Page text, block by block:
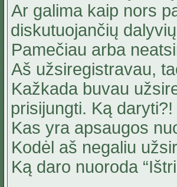
Ar galima kaip nors
diskutuojančių
Pamečiau arba
Aš užsiregistravau,
Kažkada buvau
prisijungti. Ką daryti?!
Kas yra apsaugos
Kodėl aš negaliu
Ką daro nuoroda